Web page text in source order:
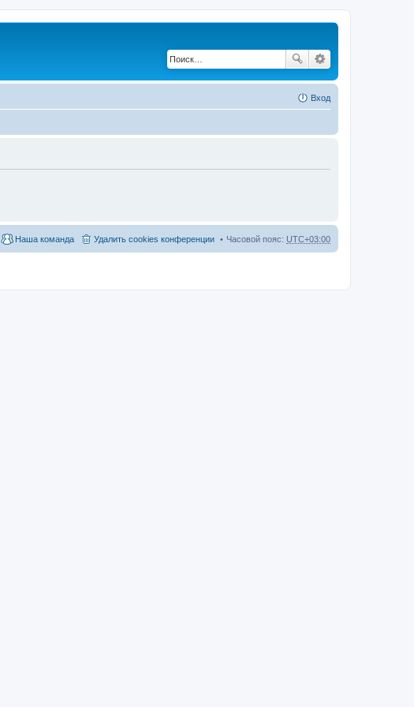
Вход
Часовой пояс: UTC+03:00
Удалить cookies конференции
Наша команда